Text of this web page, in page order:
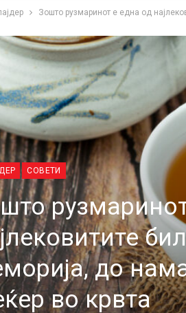
Зошто рузмаринот е една од
СОВЕТИ
до
во крвта